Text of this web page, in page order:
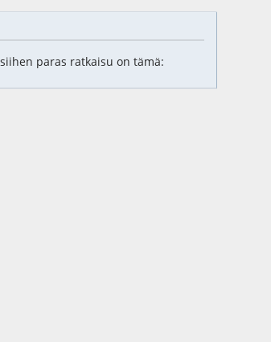
paras ratkaisu on tämä: